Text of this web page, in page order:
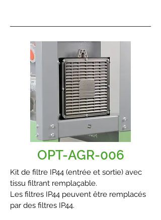
OPT-AGR-006
Kit de filtre IP44 (entrée et sortie) avec
tissu filtrant remplaçable.
Les filtres IP44 peuvent être remplacés
par des filtres IP44.